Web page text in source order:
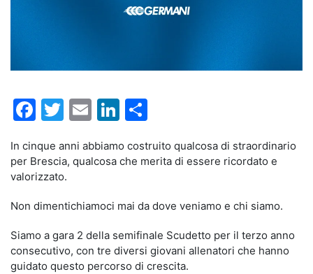
Facebook
Twitter
EmailLinkedIn
In cinque anni abbiamo costruito qualcosa di straordinario
per Brescia, qualcosa che merita di essere ricordato e
valorizzato.
Non dimentichiamoci mai da dove veniamo e chi siamo.
Siamo a gara 2 della semifinale Scudetto per il terzo anno
consecutivo, con tre diversi giovani allenatori che hanno
guidato questo percorso di crescita.